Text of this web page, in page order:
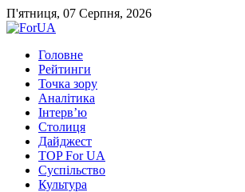
П'ятниця, 07 Серпня, 2026
Головне
Рейтинги
Точка зору
Аналітика
Інтерв’ю
Столиця
Дайджест
TOP For UA
Суспiльство
Культура